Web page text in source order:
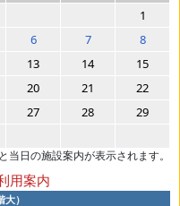
1
6 7
8
13 14
15
20 21
22
27 28
29
日の施設案内が表示されます。
用案内
）